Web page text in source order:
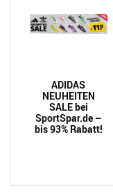
ADIDAS
NEUHEITEN
SALE bei
SportSpar.de –
bis 93% Rabatt!